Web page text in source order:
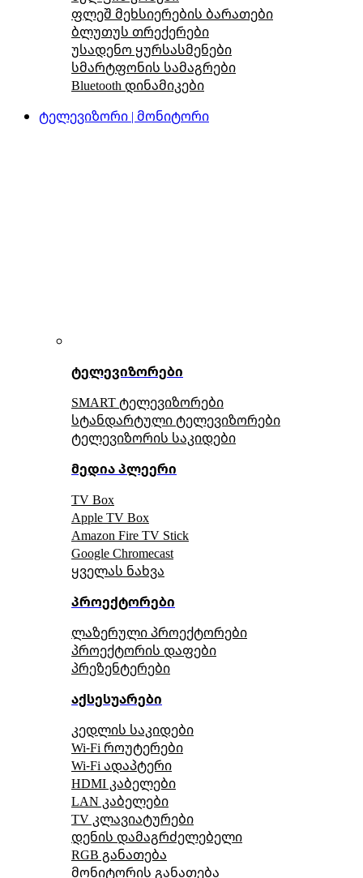
ფლეშ მეხსიერების ბარათები
ბლუთუს თრექერები
უსადენო ყურსასმენები
სმარტფონის სამაგრები
Bluetooth დინამიკები
ტელევიზორი | მონიტორი
ტელევიზორები
SMART ტელევიზორები
სტანდარტული ტელევიზორები
ტელევიზორის საკიდები
მედია პლეერი
TV Box
Apple TV Box
Amazon Fire TV Stick
Google Chromecast
ყველას ნახვა
პროექტორები
ლაზერული პროექტორები
პროექტორის დაფები
პრეზენტერები
აქსესუარები
კედლის საკიდები
Wi-Fi როუტერები
Wi-Fi ადაპტერი
HDMI კაბელები
LAN კაბელები
TV კლავიატურები
დენის დამაგრძელებელი
RGB განათება
მონიტორის განათება